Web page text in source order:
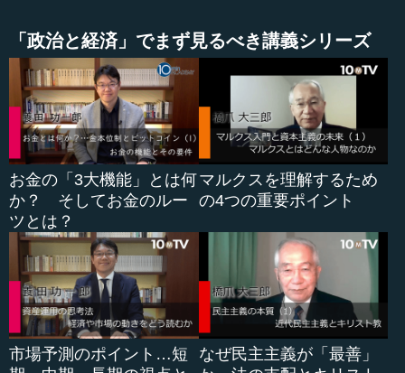
から、全斗煥大統領の頃の１９８１～８２年に１年間留学
しています。
実は、誤解されている方も多いのですが、私はソウル特
派員をやったことがありません。よく、韓国通だ、とも言
われますが、そういう意味では、韓国のことを本当にいろ
いろと知っているわけではないのです。ただ、政治部に在
籍して外交を見てきましたし、留学等々を機会にいろいろ
なお付き合いも若干あったということで、日韓関係に関し
ては、ずっとウォッチしてきたという自負がありますし、
それを著書などにも書いています。
そういう意味で、少し総ざらいをすると、本年は日韓国
交正常化から５０年です。そして、戦後７０年ですから、
戦後２０年目にして初めて国交ができたということです。
つまり、植民地解放から２０年も国交がなかったというこ
とです。今、考えると、少し信じ難いですね。
「政治と経済」でまず見るべき講義シリーズ
お金の「3大機能」とは何
か？ そしてお金のルー
ツとは？
マルクスを理解するため
の4つの重要ポイント
市場予測のポイント…短
なぜ民主主義が「最善」